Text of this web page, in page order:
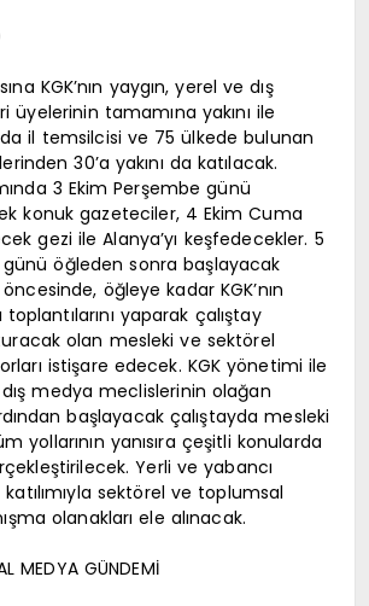
KGK’nın yaygın, yerel ve dış
üyelerinin tamamına yakını ile
il temsilcisi ve 75 ülkede bulunan
30’a yakını da katılacak.
3 Ekim Perşembe günü
konuk gazeteciler, 4 Ekim Cuma
gezi ile Alanya’yı keşfedecekler. 5
öğleden sonra başlayacak
öğleye kadar KGK’nın
yaparak çalıştay
olan mesleki ve sektörel
istişare edecek. KGK yönetimi ile
medya meclislerinin olağan
başlayacak çalıştayda mesleki
yollarının yanısıra çeşitli konularda
Yerli ve yabancı
sektörel ve toplumsal
olanakları ele alınacak.
MEDYA GÜNDEMİ